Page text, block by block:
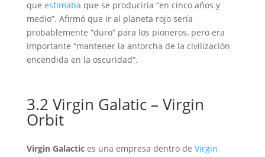
que estimaba que se produciría “en cinco años y
medio”. Afirmó que ir al planeta rojo sería
probablemente “duro” para los pioneros, pero era
importante “mantener la antorcha de la civilización
encendida en la oscuridad”.
3.2 Virgin Galatic – Virgin
Orbit
Virgin Galactices una empresa dentro de Virgin